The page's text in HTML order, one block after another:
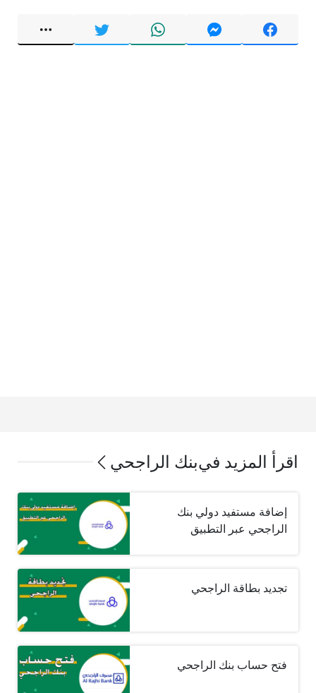
اقرأ المزيد فيبنك الراجحي
إضافة مستفيد دولي بنك
الراجحي عبر التطبيق
تجديد بطاقة الراجحي
فتح حساب بنك الراجحي